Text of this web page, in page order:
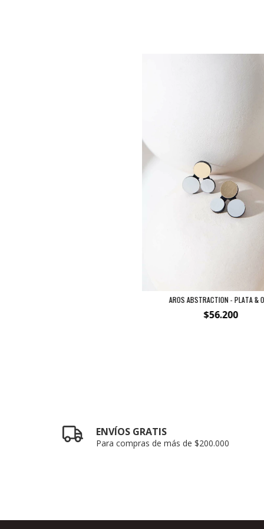
AROS ABSTRACTION - PLATA &
$56.200
ENVÍOS GRATIS
Para compras de más de $200.000